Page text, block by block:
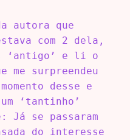
autora que
com 2 dela,
‘antigo’ e li o
surpreendeu
desse e
‘tantinho’
Já se passaram
do interesse